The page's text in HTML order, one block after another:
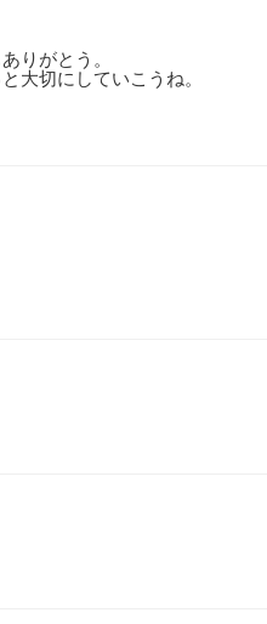
りがとう。
大切にしていこうね。